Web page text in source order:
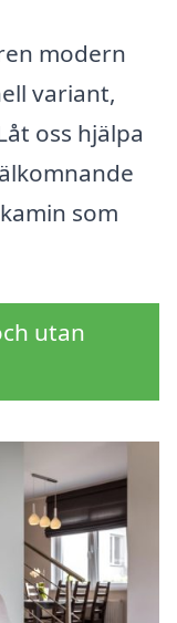
modern
variant,
oss hjälpa
som
utan